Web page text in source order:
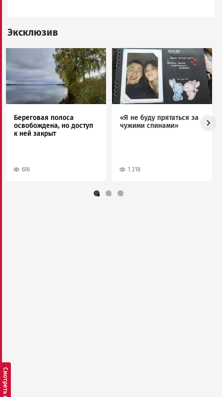
Эксклюзив
Береговая полоса
освобождена, но доступ
к ней закрыт
616
Image
«Я не буду прятаться за
чужими спинами»
1 218